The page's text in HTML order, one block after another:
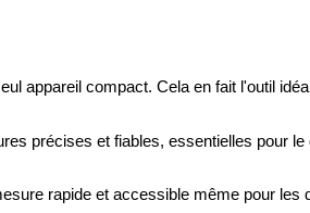
appareil compact. Cela en fait l'outil
précises et fiables, essentielles pour le
rapide et accessible même pour les